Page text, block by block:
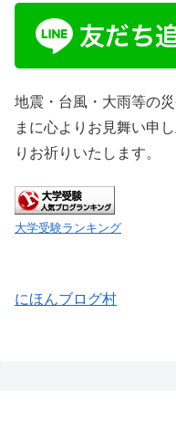
地震・台風・大雨等の
まに心よりお見舞い申
りお祈りいたします。
大学受験ランキング
にほんブログ村